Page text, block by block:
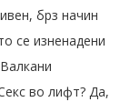
брз начин
се изненадени
во лифт? Да,